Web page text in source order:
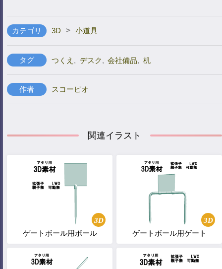
カテゴリ 3D > 小道具
タグ つくえ , デスク, 会社備品, 机
作者 スコーピオ
関連イラスト
3D
ゲートボール用ポール
3D
ゲートボール用ゲート